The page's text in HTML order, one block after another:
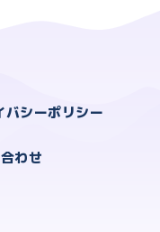
バシーポリシー
わせ